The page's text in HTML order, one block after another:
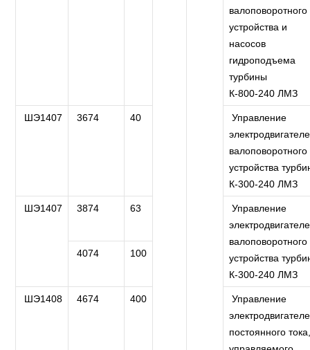
валоповоротного
устройства и
насосов
гидроподъема
турбины
К-800-240 ЛМЗ
ШЭ1407 3674 40
Управление
валоповоротного
устройства
К-300-240 ЛМЗ
ШЭ1407 3874 63
Управление
валоповоротного
устройства
К-300-240 ЛМЗ
4074 100
ШЭ1408 4674 400
Управление
постоянного